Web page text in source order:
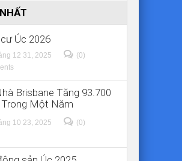
Úc 2026
12 31, 2025
(0)
Brisbane Tăng 93.700
Trong Một Năm
10 23, 2025
(0)